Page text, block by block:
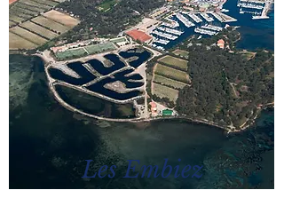
Les Embiez